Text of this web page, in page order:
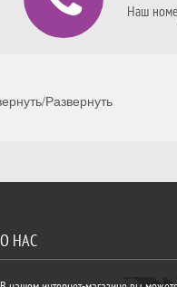
Наш
Развернуть
О НАС